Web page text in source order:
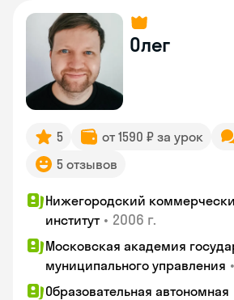
Олег
5 от 1590 ₽ за урок
5 отзывов
Нижегородский
институт • 2006 г.
Московская академия
муниципального управления •
Образовательная автономная